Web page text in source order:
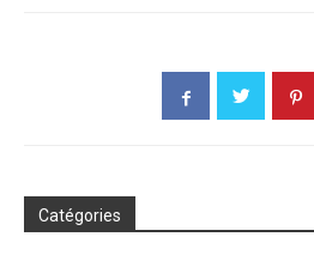
Catégories